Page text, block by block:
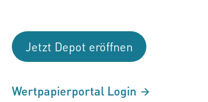
Jetzt Depot eröffnen
Wertpapierportal Login